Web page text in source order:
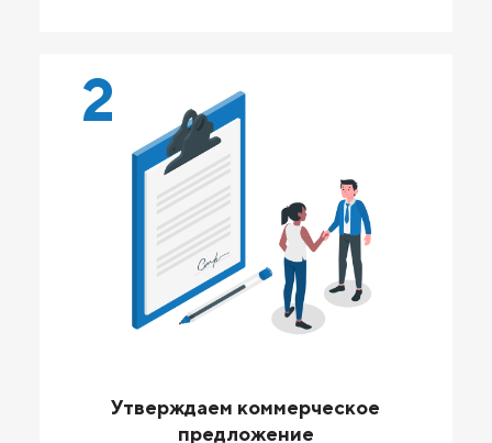
2
Утверждаем коммерческое
предложение